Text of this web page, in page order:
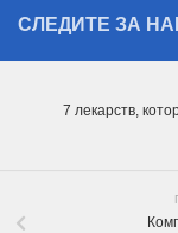
СЛЕДИТЕ ЗА
7 лекарств,